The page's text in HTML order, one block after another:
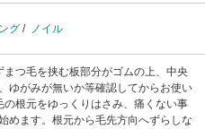
グ / ノイル
まつ毛を挟む板部分がゴムの上、中央
ゆがみが無いか等確認してからお使い
の根元をゆっくりはさみ、痛くない事
めます。根元から毛先方向へずらしな